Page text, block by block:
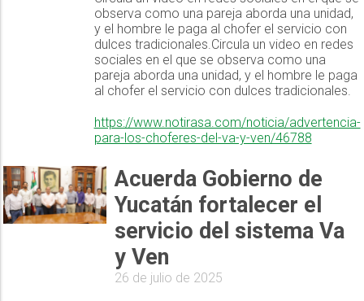
observa como una pareja aborda una unidad,
y el hombre le paga al chofer el servicio con
dulces tradicionales.Circula un video en redes
sociales en el que se observa como una
pareja aborda una unidad, y el hombre le paga
al chofer el servicio con dulces tradicionales.
https://www.notirasa.com/noticia/advertencia-
para-los-choferes-del-va-y-ven/46788
Acuerda Gobierno de
Yucatán fortalecer el
servicio del sistema Va
y Ven
26 de julio de 2025